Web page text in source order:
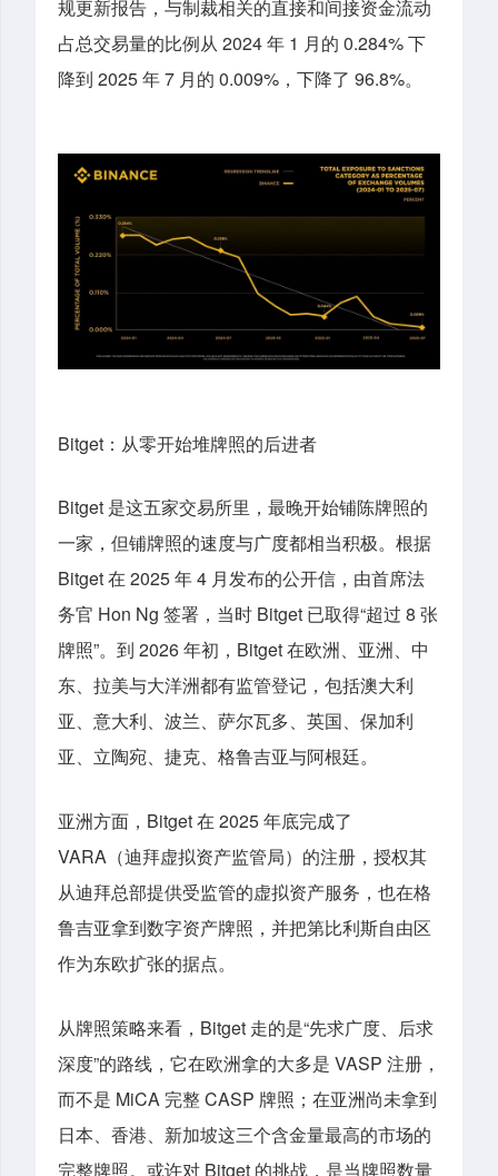
规更新报告，与制裁相关的直接和间接资金流动
占总交易量的比例从 2024 年 1 月的 0.284% 下
降到 2025 年 7 月的 0.009%，下降了 96.8%。
Bitget：从零开始堆牌照的后进者
Bitget 是这五家交易所里，最晚开始铺陈牌照的
一家，但铺牌照的速度与广度都相当积极。根据
Bitget 在 2025 年 4 月发布的公开信，由首席法
务官 Hon Ng 签署，当时 Bitget 已取得“超过 8 张
牌照”。到 2026 年初，Bitget 在欧洲、亚洲、中
东、拉美与大洋洲都有监管登记，包括澳大利
亚、意大利、波兰、萨尔瓦多、英国、保加利
亚、立陶宛、捷克、格鲁吉亚与阿根廷。
亚洲方面，Bitget 在 2025 年底完成了
VARA（迪拜虚拟资产监管局）的注册，授权其
从迪拜总部提供受监管的虚拟资产服务，也在格
鲁吉亚拿到数字资产牌照，并把第比利斯自由区
作为东欧扩张的据点。
从牌照策略来看，Bitget 走的是“先求广度、后求
深度”的路线，它在欧洲拿的大多是 VASP 注册，
而不是 MiCA 完整 CASP 牌照；在亚洲尚未拿到
日本、香港、新加坡这三个含金量最高的市场的
完整牌照。或许对 Bitget 的挑战，是当牌照数量